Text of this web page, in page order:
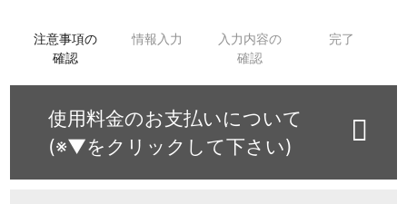
注意事項の
確認
情報入力
入力内容の
確認
完了
使用料金のお支払いについて
(※▼をクリックして下さい)